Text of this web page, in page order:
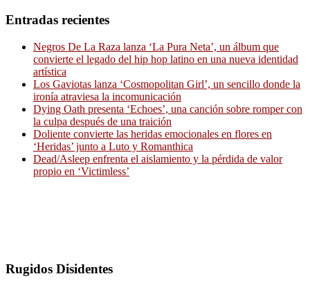
Entradas recientes
Negros De La Raza lanza ‘La Pura Neta’, un álbum que
convierte el legado del hip hop latino en una nueva identidad
artística
Los Gaviotas lanza ‘Cosmopolitan Girl’, un sencillo donde la
ironía atraviesa la incomunicación
Dying Oath presenta ‘Echoes’, una canción sobre romper con
la culpa después de una traición
Doliente convierte las heridas emocionales en flores en
‘Heridas’ junto a Luto y Romanthica
Dead/Asleep enfrenta el aislamiento y la pérdida de valor
propio en ‘Victimless’
Rugidos Disidentes